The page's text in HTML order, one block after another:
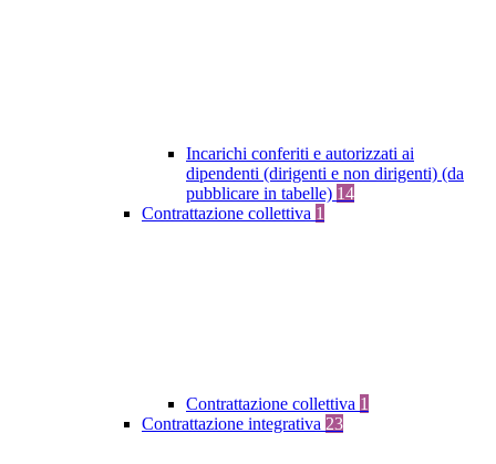
Incarichi conferiti e autorizzati ai
dipendenti (dirigenti e non dirigenti) (da
pubblicare in tabelle) 14
Contrattazione collettiva 1
Contrattazione collettiva 1
Contrattazione integrativa 23